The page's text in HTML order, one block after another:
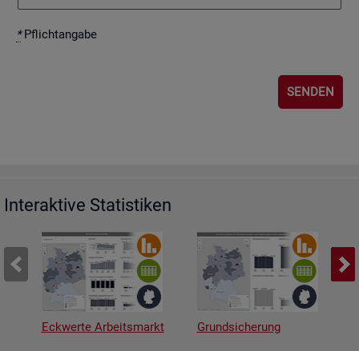
*Pflicht­an­ga­be
Interaktive Statistiken
Eckwerte Arbeitsmarkt Grundsicherung